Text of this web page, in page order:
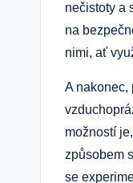
nečistoty a
na
nimi, ať
A nakonec,
možností
způsobem
se